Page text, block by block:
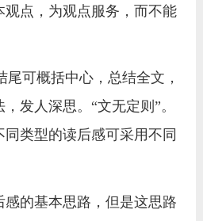
观点，为观点服务，而不能
尾可概括中心，总结全文，
发人深思。“文无定则”。
类型的读后感可采用不同
感的基本思路，但是这思路